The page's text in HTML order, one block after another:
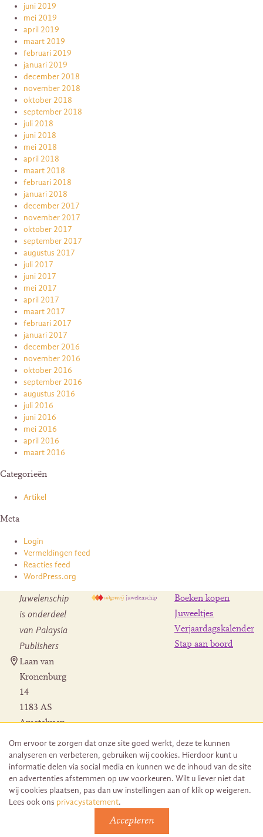
juni 2019
mei 2019
april 2019
maart 2019
februari 2019
januari 2019
december 2018
november 2018
oktober 2018
september 2018
juli 2018
juni 2018
mei 2018
april 2018
maart 2018
februari 2018
januari 2018
december 2017
november 2017
oktober 2017
september 2017
augustus 2017
juli 2017
juni 2017
mei 2017
april 2017
maart 2017
februari 2017
januari 2017
december 2016
november 2016
oktober 2016
september 2016
augustus 2016
juli 2016
juni 2016
mei 2016
april 2016
maart 2016
Categorieën
Artikel
Meta
Login
Vermeldingen feed
Reacties feed
WordPress.org
Juwelenschip
is onderdeel
van Palaysia
Publishers
Laan van
Kronenburg
14
1183 AS
Amstelveen
Herroeping
bestelling
Boeken kopen
Juweeltjes
Verjaardagskalender
Stap aan boord
© 2026 Uitgeverij Juwelenschip. Duurzaam ontwikkeld door
Om ervoor te zorgen dat onze site goed werkt, deze te kunnen
analyseren en verbeteren, gebruiken wij cookies. Hierdoor kunt u
informatie delen via social media en kunnen we de inhoud van de site
en advertenties afstemmen op uw voorkeuren. Wilt u liever niet dat
wij cookies plaatsen, pas dan uw instellingen aan of klik op weigeren.
Lees ook ons privacystatement.
Accepteren